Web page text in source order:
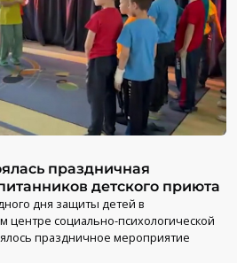
праздничная
детского приюта
дня защиты детей в
центре социально-психологической
праздничное мероприятие